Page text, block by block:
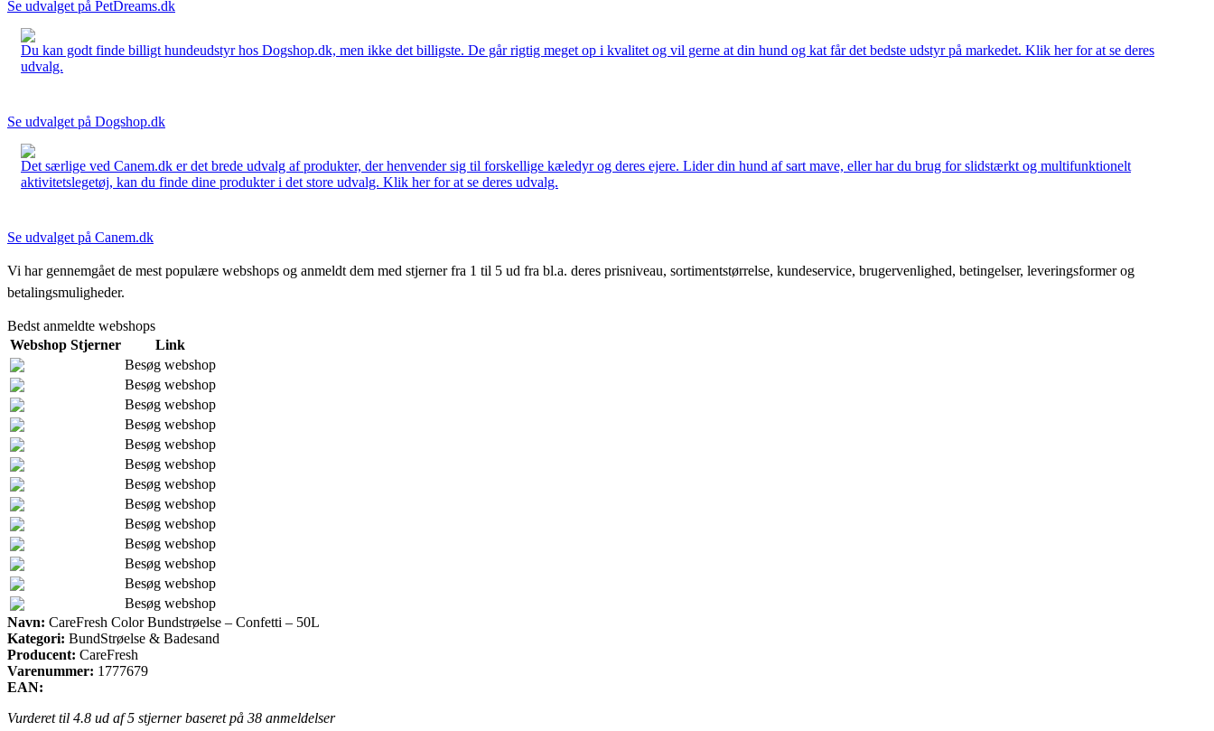
Se udvalget på PetDreams.dk
Du kan godt finde billigt hundeudstyr hos Dogshop.dk, men ikke det billigste. De går rigtig meget op i kvalitet og vil gerne at din hund og kat får det bedste udstyr på markedet. Klik her for at se deres
udvalg.
Se udvalget på Dogshop.dk
Det særlige ved Canem.dk er det brede udvalg af produkter, der henvender sig til forskellige kæledyr og deres ejere. Lider din hund af sart mave, eller har du brug for slidstærkt og multifunktionelt
aktivitetslegetøj, kan du finde dine produkter i det store udvalg. Klik her for at se deres udvalg.
Se udvalget på Canem.dk
Vi har gennemgået de mest populære webshops og anmeldt dem med stjerner fra 1 til 5 ud fra bl.a. deres prisniveau, sortimentstørrelse, kundeservice, brugervenlighed, betingelser, leveringsformer og
betalingsmuligheder.
Bedst anmeldte webshops
Webshop Stjerner
Link
Besøg webshop
Besøg webshop
Besøg webshop
Besøg webshop
Besøg webshop
Besøg webshop
Besøg webshop
Besøg webshop
Besøg webshop
Besøg webshop
Besøg webshop
Besøg webshop
Besøg webshop
Navn: CareFresh Color Bundstrøelse – Confetti – 50L
Kategori: BundStrøelse & Badesand
Producent: CareFresh
Varenummer: 1777679
EAN:
Vurderet til 4.8 ud af 5 stjerner baseret på 38 anmeldelser